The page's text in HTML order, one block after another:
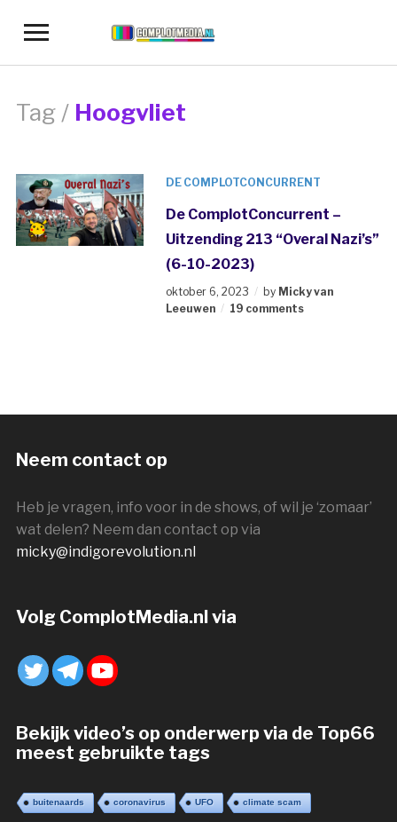
Toggle
navigation
Tag / Hoogvliet
DE COMPLOTCONCURRENT
De ComplotConcurrent –
Uitzending 213 “Overal Nazi’s”
(6-10-2023)
oktober 6, 2023 by Micky van
Leeuwen
19 comments
Neem contact op
Heb je vragen, info voor in de shows, of wil je ‘zomaar’
wat delen? Neem dan contact op via
micky@indigorevolution.nl
Volg ComplotMedia.nl via
Bekijk video’s op onderwerp via de Top66
meest gebruikte tags
buitenaards coronavirus UFO climate scam